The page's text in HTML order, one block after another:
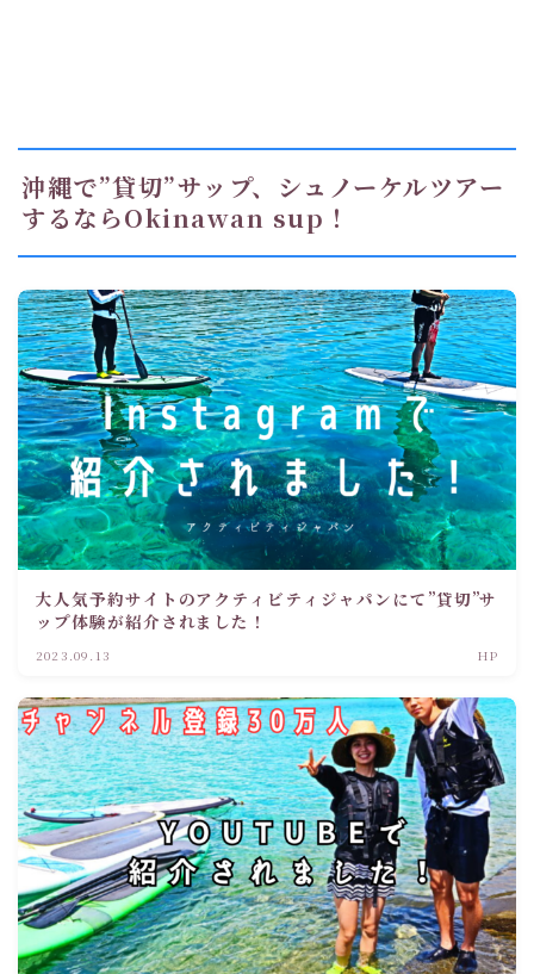
沖縄で”貸切”サップ、シュノーケルツアー
するならOkinawan sup！
大人気予約サイトのアクティビティジャパンにて”貸切”サ
ップ体験が紹介されました！
2023.09.13 HP